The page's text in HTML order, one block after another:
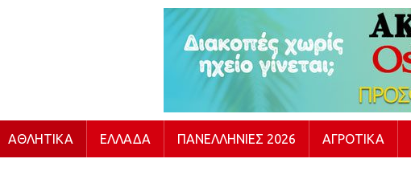
ΑΘΛΗΤΙΚΆ ΕΛΛΆΔΑ ΠΑΝΕΛΛΉΝΙΕΣ 2026 ΑΓΡΟΤΙΚΆ